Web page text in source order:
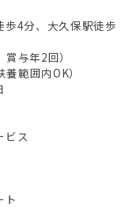
歩4分、大久保駅徒歩
与年2回）
範囲内OK）
ビス
ト